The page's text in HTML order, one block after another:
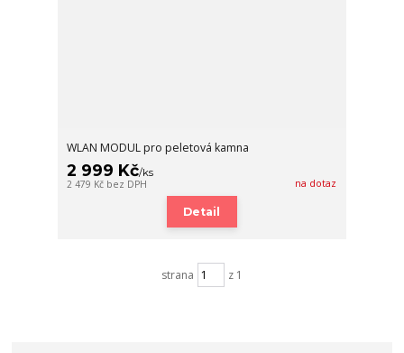
WLAN MODUL pro peletová kamna
2 999 Kč/ks
2 479 Kč bez DPH na dotaz
Detail
strana z 1